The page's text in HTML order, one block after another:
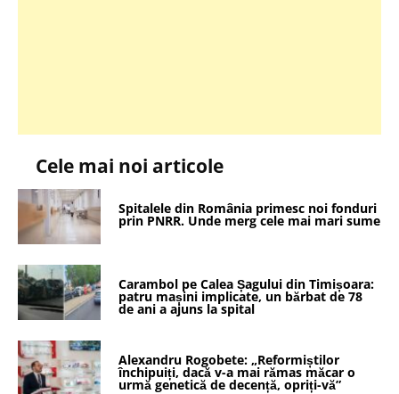
Cele mai noi articole
Spitalele din România primesc noi fonduri
prin PNRR. Unde merg cele mai mari sume
Carambol pe Calea Șagului din Timișoara:
patru mașini implicate, un bărbat de 78
de ani a ajuns la spital
Alexandru Rogobete: „Reformiștilor
închipuiți, dacă v-a mai rămas măcar o
urmă genetică de decență, opriți-vă”